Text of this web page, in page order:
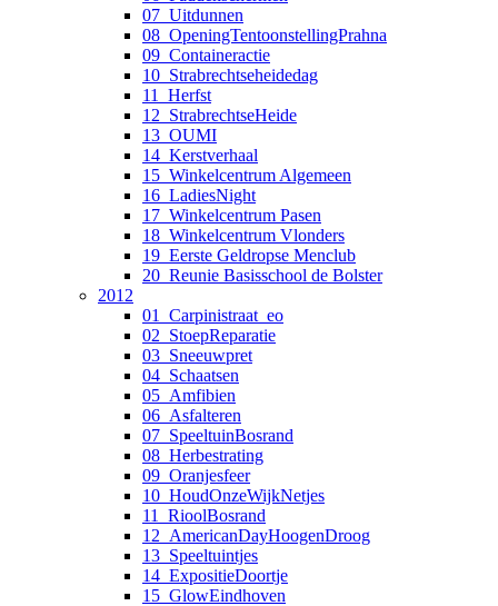
07_Uitdunnen
08_OpeningTentoonstellingPrahna
09_Containeractie
10_Strabrechtseheidedag
11_Herfst
12_StrabrechtseHeide
13_OUMI
14_Kerstverhaal
15_Winkelcentrum Algemeen
16_LadiesNight
17_Winkelcentrum Pasen
18_Winkelcentrum Vlonders
19_Eerste Geldropse Menclub
20_Reunie Basisschool de Bolster
2012
01_Carpinistraat_eo
02_StoepReparatie
03_Sneeuwpret
04_Schaatsen
05_Amfibien
06_Asfalteren
07_SpeeltuinBosrand
08_Herbestrating
09_Oranjesfeer
10_HoudOnzeWijkNetjes
11_RioolBosrand
12_AmericanDayHoogenDroog
13_Speeltuintjes
14_ExpositieDoortje
15_GlowEindhoven